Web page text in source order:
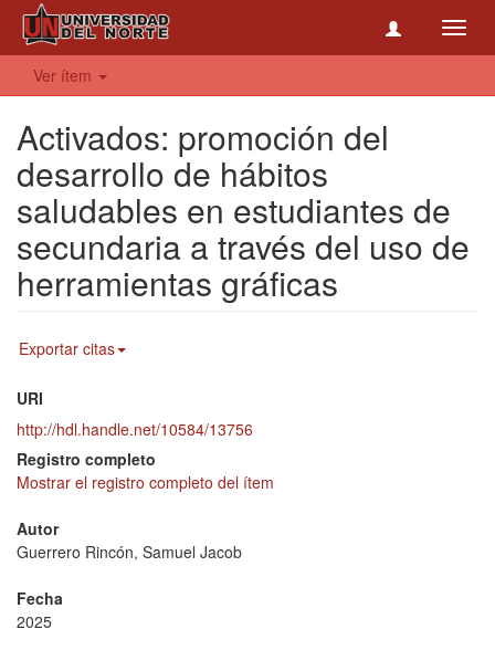
Ver ítem
Activados: promoción del
desarrollo de hábitos
saludables en estudiantes de
secundaria a través del uso de
herramientas gráficas
Exportar citas
URI
http://hdl.handle.net/10584/13756
Registro completo
Mostrar el registro completo del ítem
Autor
Guerrero Rincón, Samuel Jacob
Fecha
2025